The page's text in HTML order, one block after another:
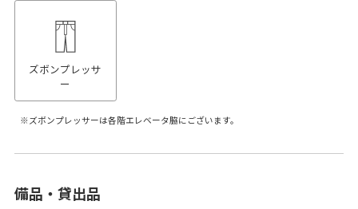
ズボンプレッサ
ー
ズボンプレッサーは各階エレベータ脇にございます。
備品・貸出品